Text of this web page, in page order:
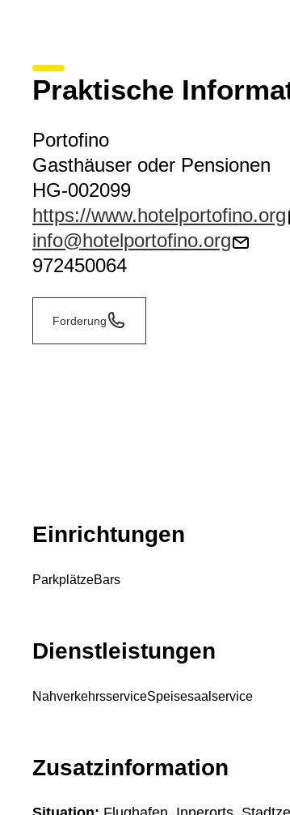
Praktische
Portofino
Gasthäuser oder Pensionen
HG-002099
https://www.hotelportofino.org
info@hotelportofino.org
972450064
Forderung
Einrichtungen
ParkplätzeBars
Dienstleistungen
NahverkehrsserviceSpeisesaalservice
Zusatzinformation